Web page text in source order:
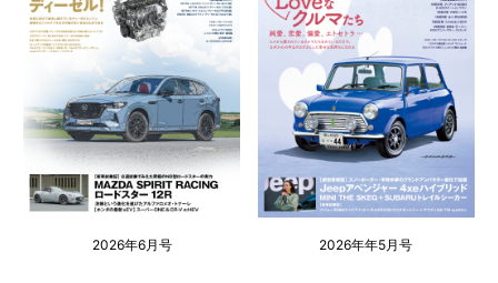
2026年6月号 2026年年5月号